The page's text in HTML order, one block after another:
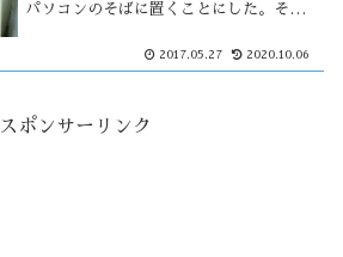
パソコンのそばに置くことにした。その
は言っても、廃品利用のプリンターラッ
2017.05.27 2020.10.06
スポンサーリンク